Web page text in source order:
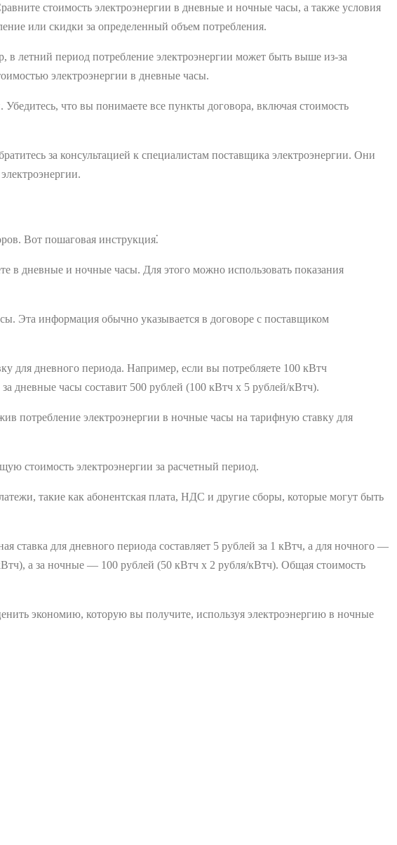
стоимость электроэнергии в дневные и ночные часы, а также условия
или скидки за определенный объем потребления.
летний период потребление электроэнергии может быть выше из-за
электроэнергии в дневные часы.
что вы понимаете все пункты договора, включая стоимость
за консультацией к специалистам поставщика электроэнергии. Они
Вот пошаговая инструкция⁚
в дневные и ночные часы. Для этого можно использовать показания
Эта информация обычно указывается в договоре с поставщиком
для дневного периода. Например, если вы потребляете 100 кВтч
дневные часы составит 500 рублей (100 кВтч х 5 рублей/кВтч).
потребление электроэнергии в ночные часы на тарифную ставку для
стоимость электроэнергии за расчетный период.
такие как абонентская плата, НДС и другие сборы, которые могут быть
для дневного периода составляет 5 рублей за 1 кВтч, а для ночного —
а за ночные — 100 рублей (50 кВтч х 2 рубля/кВтч). Общая стоимость
экономию, которую вы получите, используя электроэнергию в ночные